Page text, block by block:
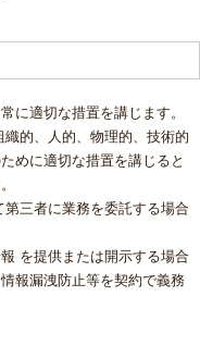
に適切な措置を講じます。
的、人的、物理的、技術的
めに適切な措置を講じると
三者に業務を委託する場合
を提供または開示する場合
報漏洩防止等を契約で義務